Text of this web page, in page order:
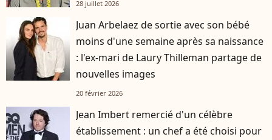
28 juillet 2026
Juan Arbelaez de sortie avec son bébé
moins d'une semaine après sa naissance
: l'ex-mari de Laury Thilleman partage de
nouvelles images
20 février 2026
Jean Imbert remercié d'un célèbre
établissement : un chef a été choisi pour